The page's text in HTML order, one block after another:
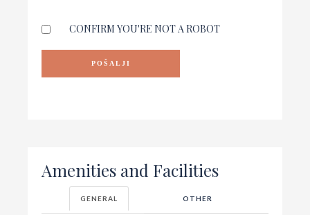
CONFIRM YOU'RE NOT A ROBOT
Amenities and Facilities
GENERAL OTHER